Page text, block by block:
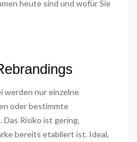
heute sind und wofür Sie
werden nur einzelne
oder bestimmte
Das Risiko ist gering,
bereits etabliert ist. Ideal,